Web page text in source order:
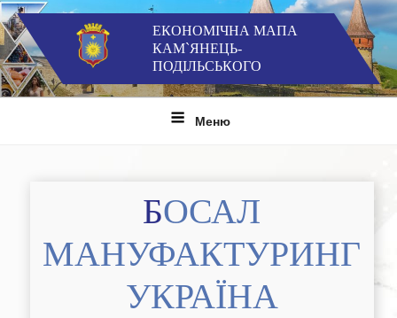
Перейти
до
вмісту
ЕКОНОМІЧНА МАПА
КАМ`ЯНЕЦЬ-
ПОДІЛЬСЬКОГО
Меню
БОСАЛ
МАНУФАКТУРИНГ
УКРАЇНА